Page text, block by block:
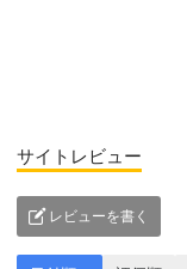
サイトレビュー
レビューを書く